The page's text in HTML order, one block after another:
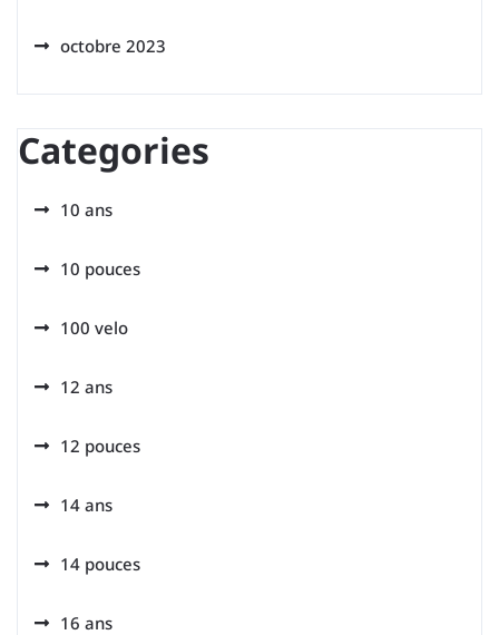
octobre 2023
Categories
10 ans
10 pouces
100 velo
12 ans
12 pouces
14 ans
14 pouces
16 ans